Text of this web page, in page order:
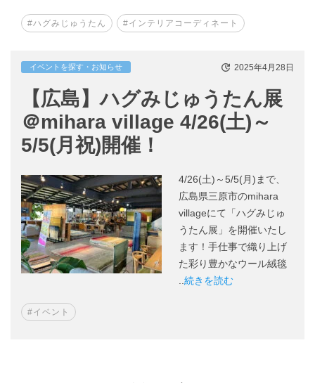
#ハグみじゅうたん #インテリアコーディネート
【広島】ハグみじゅうたん展
＠mihara village 4/26(土)～
5/5(月祝)開催！
イベントを探す・お知らせ 2025年4月28日
4/26(土)～5/5(月)まで、
広島県三原市のmihara
villageにて「ハグみじゅ
うたん展」を開催いたし
ます！手仕事で織り上げ
た彩り豊かなウール絨毯
続きを読む
#イベント